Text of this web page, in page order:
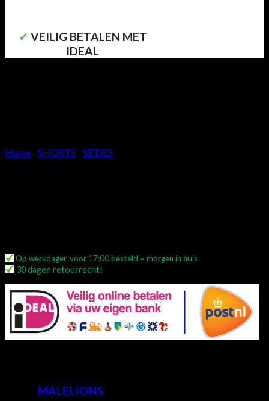
✓ VEILIG BETALEN MET
IDEAL
Home SHORTS SETJES
Op werkdagen voor 17:00 besteld = morgen in huis
30 dagen retourrecht!
MALELIONS